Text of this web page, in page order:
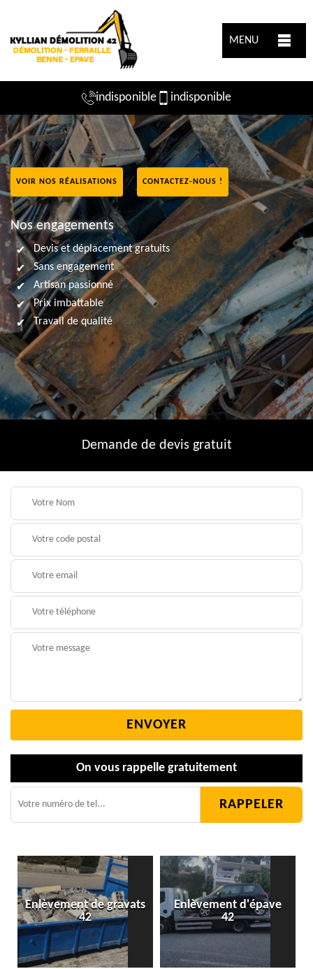
MENU
indisponible indisponible
VOIR NOS RÉALISATIONS CONTACTEZ-NOUS !
Nos engagements
Devis et déplacement gratuits
Sans engagement
Artisan passionné
Prix imbattable
Travail de qualité
Demande de devis gratuit
On vous rappelle gratuitement
Enlèvement de gravats
42
Enlèvement d'épave
42